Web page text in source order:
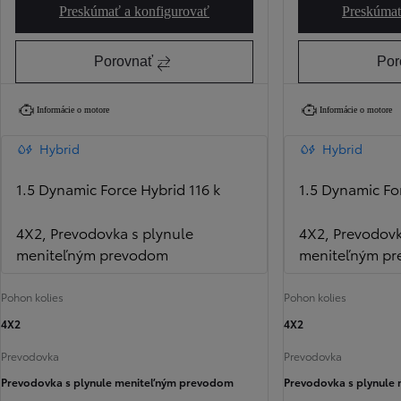
Preskúmať a konfigurovať
Yaris Active
Porovnať
Informácie o motore
Hybrid
1.5 Dynamic Force Hybrid 116 k
4X2, Prevodovka s plynule
meniteľným prevodom
Pohon kolies
4X2
Prevodovka
Prevodovka s plynule meniteľným prevodom
Informácie o motore
Hybrid
1.5 Dynamic
4X2,
meniteľným
Pohon kolies
4X2
Prevodovka
Prevodovka s